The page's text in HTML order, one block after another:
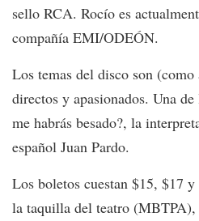
sello RCA. Rocío es
compañía EMI/ODEÓN.
Los temas del disco son
directos y apasionados. Una
me habrás besado?, la
español Juan Pardo.
Los boletos cuestan $15, $17
la taquilla del teatro